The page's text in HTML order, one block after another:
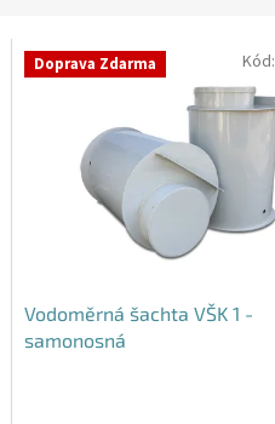
Doprava Zdarma
Vodoměrná šachta VŠK 1 -
samonosná
Kód: